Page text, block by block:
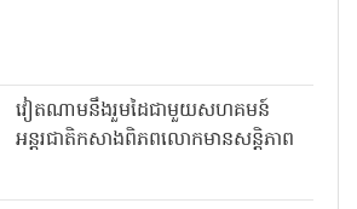
វៀតណាមនឹងរួមដៃជាមួយសហគមន៍
អន្តរជាតិកសាងពិភពលោកមានសន្តិភាព